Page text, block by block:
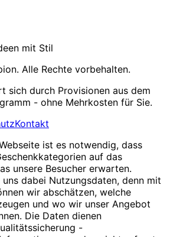
mit Stil
Alle Rechte vorbehalten.
sich durch Provisionen aus dem
- ohne Mehrkosten für Sie.
Kontakt
ist es notwendig, dass
auf das
unsere Besucher erwarten.
dabei Nutzungsdaten, denn mit
wir abschätzen, welche
und wo wir unser Angebot
Die Daten dienen
-